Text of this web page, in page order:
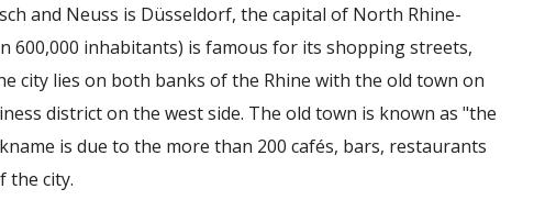
and Neuss is Düsseldorf, the capital of North Rhine-
600,000 inhabitants) is famous for its shopping streets,
city lies on both banks of the Rhine with the old town on
district on the west side. The old town is known as "the
is due to the more than 200 cafés, bars, restaurants
the city.